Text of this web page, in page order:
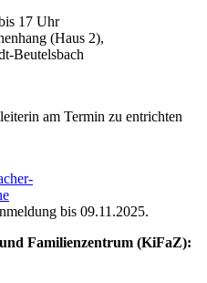
17 Uhr
(Haus 2),
Beutelsbach
am Termin zu entrichten
bis 09.11.2025.
Familienzentrum (KiFaZ):